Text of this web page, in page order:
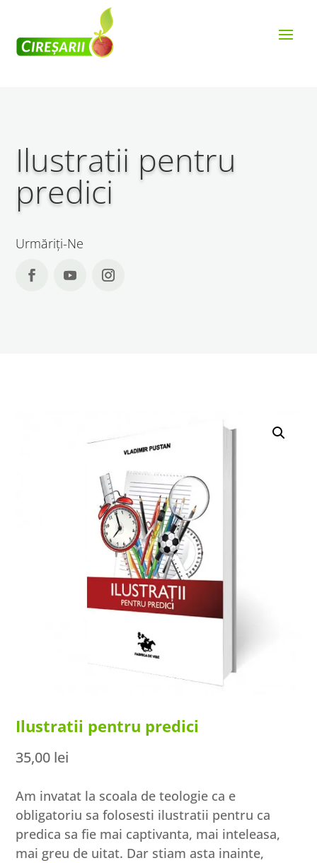
Ilustratii pentru
predici
Urmăriți-Ne
Ilustratii pentru predici
35,00 lei
Am invatat la scoala de teologie ca e
obligatoriu sa folosesti ilustratii pentru ca
predica sa fie mai captivanta, mai inteleasa,
mai greu de uitat. Dar stiam asta inainte,